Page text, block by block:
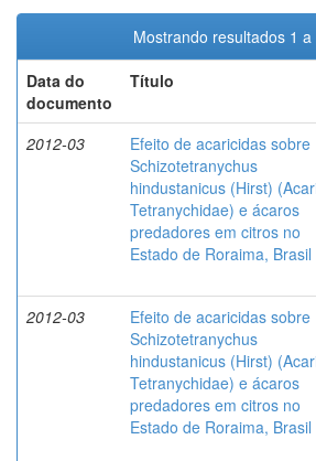
Mostrando resultados 1 a
Data do
documento
Título
2012-03
Efeito de acaricidas sobre
Schizotetranychus
hindustanicus (Hirst)
Tetranychidae) e ácaros
predadores em citros no
Estado de Roraima, Brasil
2012-03
Efeito de acaricidas sobre
Schizotetranychus
hindustanicus (Hirst)
Tetranychidae) e ácaros
predadores em citros no
Estado de Roraima, Brasil